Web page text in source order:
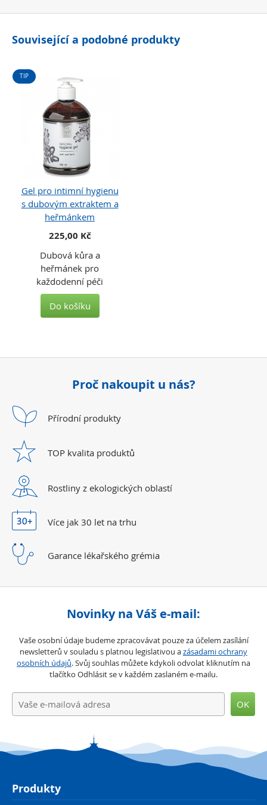
Související a podobné produkty
Gel pro intimní hygienu
s dubovým extraktem a
heřmánkem
TIP
225,00 Kč
Dubová kůra a
heřmánek pro
každodenní péči
Do košíku
Proč nakoupit u nás?
Přírodní produkty
TOP kvalita produktů
Rostliny z ekologických oblastí
Více jak 30 let na trhu
Garance lékařského grémia
Novinky na Váš e-mail:
Vaše osobní údaje budeme zpracovávat pouze za účelem zasílání
newsletterů v souladu s platnou legislativou azásadami ochrany
osobních údajů. Svůj souhlas můžete kdykoli odvolat kliknutím na
tlačítko Odhlásit se v každém zaslaném e-mailu.
OK
Produkty